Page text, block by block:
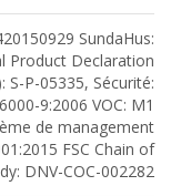
SundaHus:
Product Declaration
S-P-05335, Sécurité:
9:2006 VOC: M1
de management
FSC Chain of
DNV-COC-002282